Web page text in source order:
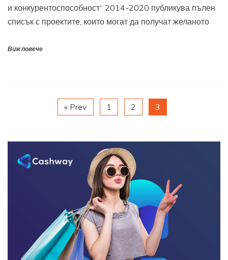
и конкурентоспособност“ 2014-2020 публикува пълен
списък с проектите, които могат да получат желаното
Виж повече
« Prev 1 2 3